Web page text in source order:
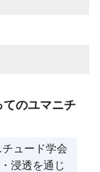
てのユマニチ
ュード学会
浸透を通じ